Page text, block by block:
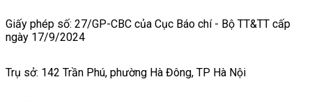
Giấy phép số: 27/GP-CBC của Cục Báo chí - Bộ TT&TT cấp
ngày 17/9/2024
Trụ sở: 142 Trần Phú, phường Hà Đông, TP Hà Nội